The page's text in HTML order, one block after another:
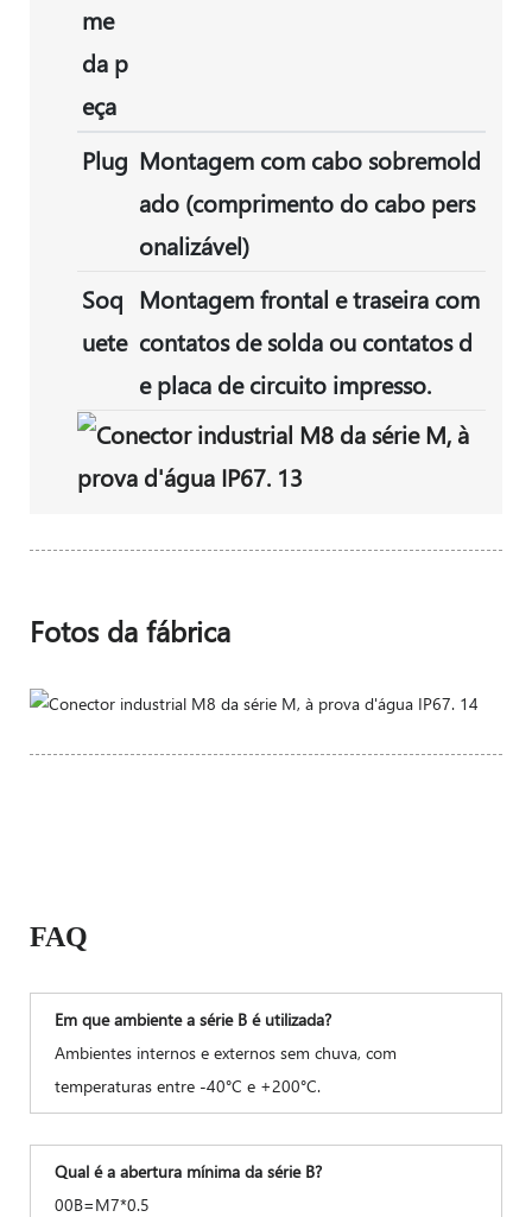
me
da p
eça
Plug Montagem com cabo sobremold
ado (comprimento do cabo pers
onalizável)
Soq
uete
Montagem frontal e traseira com
contatos de solda ou contatos d
e placa de circuito impresso.
Fotos da fábrica
FAQ
Em que ambiente a série B é utilizada?
Ambientes internos e externos sem chuva, com
temperaturas entre -40°C e +200°C.
Qual é a abertura mínima da série B?
00B=M7*0.5